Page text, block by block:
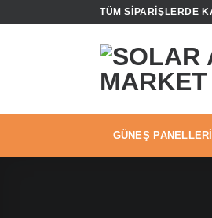
TÜM SIPARIŞLERDE
GÜNEŞ PANELLERI